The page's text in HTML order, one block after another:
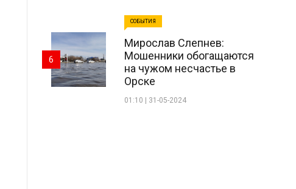
СОБЫТИЯ
Мирослав Слепнев:
Мошенники обогащаются
на чужом несчастье в
Орске
01:10 | 31-05-2024
6